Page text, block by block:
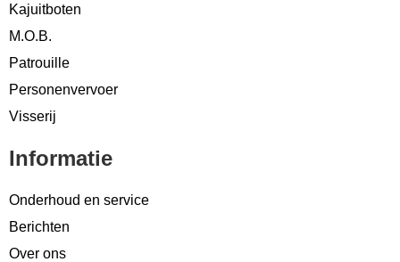
Kajuitboten
M.O.B.
Patrouille
Personenvervoer
Visserij
Informatie
Onderhoud en service
Berichten
Over ons